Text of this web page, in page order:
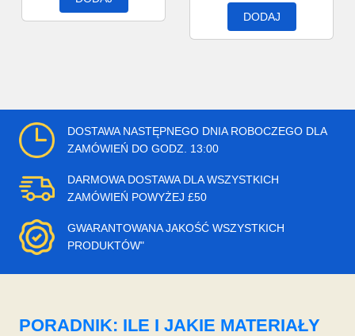
DODAJ
DOSTAWA NASTĘPNEGO DNIA ROBOCZEGO DLA
ZAMÓWIEŃ DO GODZ. 13:00
DARMOWA DOSTAWA DLA WSZYSTKICH
ZAMÓWIEŃ POWYŻEJ £50
GWARANTOWANA JAKOŚĆ WSZYSTKICH
PRODUKTÓW"
PORADNIK: ILE I JAKIE MATERIAŁY